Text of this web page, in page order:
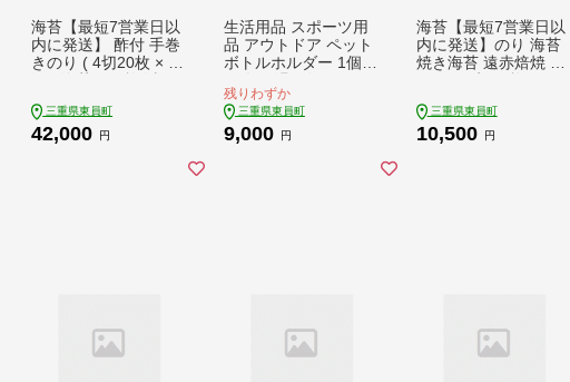
海苔【最短7営業日以
内に発送】 酢付 手巻
きのり ( 4切20枚 × 30
予定(土日祝除く)》三
重県 東員町 国産 手巻
三重県東員町
42,000 円
生活用品 スポーツ用
品 アウトドア ペット
ボトルホルダー 1個
ン三重 Jリーグ クラ
ブ《30日以内に発送
予定(土日祝除く)》ス
残りわずか
三重県東員町
9,000 円
海苔【最短7営業日以
内に発送】のり 海苔
焼き海苔 遠赤焙焼 焼
0日以内に発送予定(土
日祝除く)》三重県 東
三重県東員町
10,500 円